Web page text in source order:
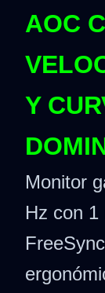
AOC
Y
Monitor
Hz con 1